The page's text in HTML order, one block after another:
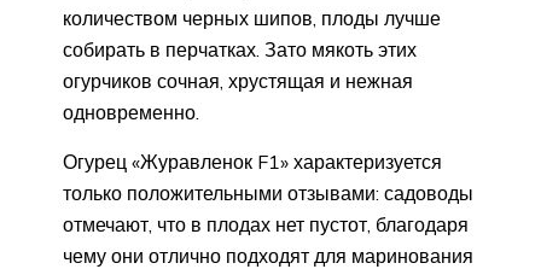
количеством черных шипов, плоды лучше
собирать в перчатках. Зато мякоть этих
огурчиков сочная, хрустящая и нежная
одновременно.
Огурец «Журавленок F1» характеризуется
только положительными отзывами: садоводы
отмечают, что в плодах нет пустот, благодаря
чему они отлично подходят для маринования